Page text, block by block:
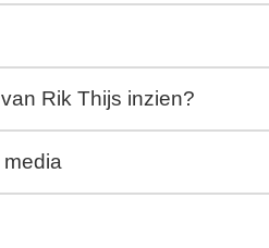
Rik Thijs inzien?
media